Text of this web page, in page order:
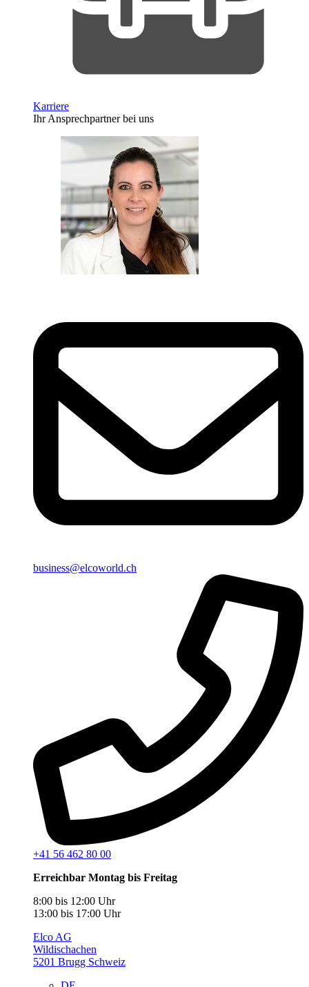
Karriere
Ihr Ansprechpartner bei uns
business@elcoworld.ch
+41 56 462 80 00
Erreichbar Montag bis Freitag
8:00 bis 12:00 Uhr
13:00 bis 17:00 Uhr
Elco AG
Wildischachen
5201 Brugg Schweiz